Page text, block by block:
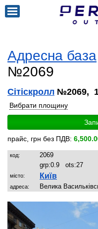
Адресна база
№2069
Сітіскролл №2069,
Вибрати площину
прайс, грн без ПДВ:
код:
2069
grp:0.9 ots:27
місто: Київ
адреса: Велика